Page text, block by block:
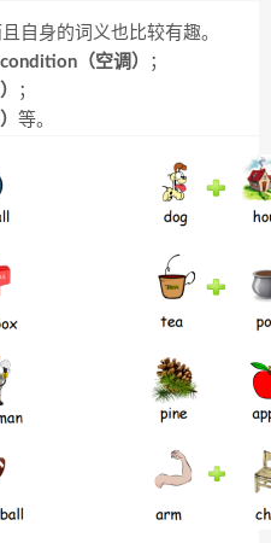
自身的词义也比较有趣。
（空调）
；
；
等。